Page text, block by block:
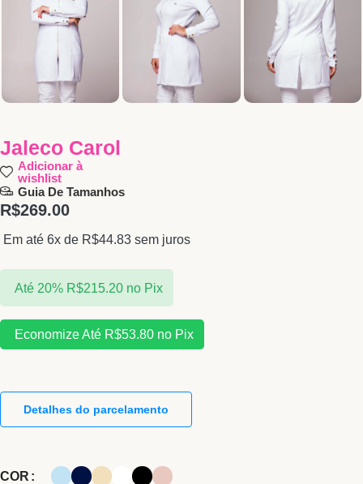
Jaleco Carol
Adicionar à
wishlist
Guia De Tamanhos
R$269.00
Em até 6x de R$44.83 sem juros
Até 20% R$215.20 no Pix
Economize Até R$53.80no Pix
Detalhes do parcelamento
COR